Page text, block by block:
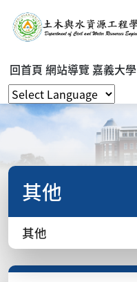
回首頁 網站導覽 嘉義大學
其他
其他